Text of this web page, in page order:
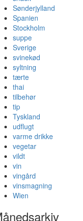
Sønderjylland
Spanien
Stockholm
suppe
Sverige
svinekød
syltning
tærte
thai
tilbehør
tip
Tyskland
udflugt
varme drikke
vegetar
vildt
vin
vingård
vinsmagning
Wien